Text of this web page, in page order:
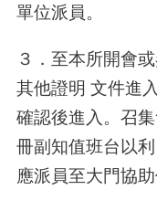
單位派員。
３．至本所開會
其他證明 文件進
確認後進入。召
冊副知值班台以
應派員至大門協